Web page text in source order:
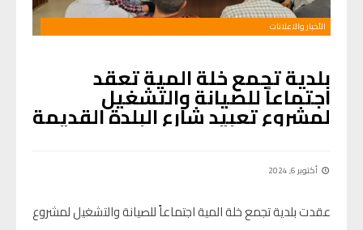
الأخبار والاعلانات
بلدية تجمع خلة المية تعقد
اجتماعاً للصيانة والتشغيل
لمشروع تعبيد شارع البلدة القديمة
أكتوبر 6, 2024
عقدت بلدية تجمع خلة المية اجتماعاً للصيانة والتشغيل لمشروع